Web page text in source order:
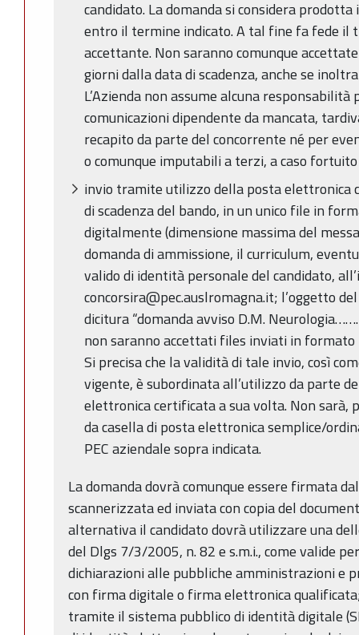
candidato. La domanda si considera
entro il termine indicato. A tal fine fa fede il
accettante. Non saranno comunque
giorni dalla data di scadenza, anche se
L’Azienda non assume alcuna
comunicazioni dipendente da mancata,
recapito da parte del concorrente né per
o comunque imputabili a terzi, a caso
invio tramite utilizzo della posta elettronica
di scadenza del bando, in un unico file in
digitalmente (dimensione massima del
domanda di ammissione, il curriculum,
valido di identità personale del candidato,
concorsira@pec.auslromagna.it; l’oggetto
dicitura “domanda avviso D.M.
non saranno accettati files inviati in formato
Si precisa che la validità di tale invio, così
vigente, è subordinata all’utilizzo da parte
elettronica certificata a sua volta. Non sarà,
da casella di posta elettronica semplice/
PEC aziendale sopra indicata.
La domanda dovrà comunque essere firmata
scannerizzata ed inviata con copia del
alternativa il candidato dovrà utilizzare una
del Dlgs 7/3/2005, n. 82 e s.m.i., come valide
dichiarazioni alle pubbliche amministrazioni e
con firma digitale o firma elettronica
tramite il sistema pubblico di identità digitale